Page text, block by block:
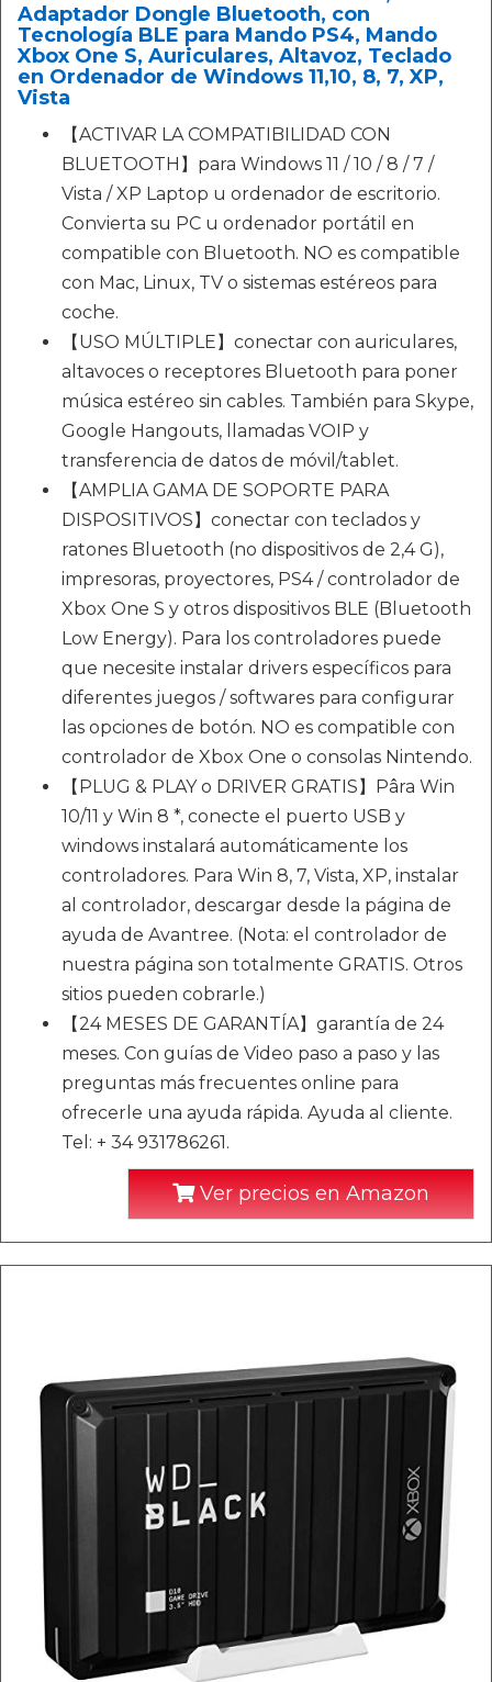
Adaptador Dongle Bluetooth, con
Tecnología BLE para Mando PS4, Mando
Xbox One S, Auriculares, Altavoz, Teclado
en Ordenador de Windows 11,10, 8, 7, XP,
Vista
【ACTIVAR LA COMPATIBILIDAD CON
BLUETOOTH】para Windows 11 / 10 / 8 / 7 /
Vista / XP Laptop u ordenador de escritorio.
Convierta su PC u ordenador portátil en
compatible con Bluetooth. NO es compatible
con Mac, Linux, TV o sistemas estéreos para
coche.
【USO MÚLTIPLE】conectar con auriculares,
altavoces o receptores Bluetooth para poner
música estéreo sin cables. También para Skype,
Google Hangouts, llamadas VOIP y
transferencia de datos de móvil/tablet.
【AMPLIA GAMA DE SOPORTE PARA
DISPOSITIVOS】conectar con teclados y
ratones Bluetooth (no dispositivos de 2,4 G),
impresoras, proyectores, PS4 / controlador de
Xbox One S y otros dispositivos BLE (Bluetooth
Low Energy). Para los controladores puede
que necesite instalar drivers específicos para
diferentes juegos / softwares para configurar
las opciones de botón. NO es compatible con
controlador de Xbox One o consolas Nintendo.
【PLUG & PLAY o DRIVER GRATIS】Pâra Win
10/11 y Win 8 *, conecte el puerto USB y
windows instalará automáticamente los
controladores. Para Win 8, 7, Vista, XP, instalar
al controlador, descargar desde la página de
ayuda de Avantree. (Nota: el controlador de
nuestra página son totalmente GRATIS. Otros
sitios pueden cobrarle.)
【24 MESES DE GARANTÍA】garantía de 24
meses. Con guías de Video paso a paso y las
preguntas más frecuentes online para
ofrecerle una ayuda rápida. Ayuda al cliente.
Tel: + 34 931786261.
Ver precios en Amazon